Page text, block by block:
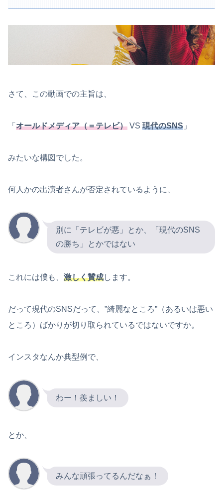
さて、この動画での主旨は、
「 オールドメディア（＝テレビ） VS 現代のSNS 」
みたいな構図でした。
何人かの出演者さんが否定されているように、
別に「テレビが悪」とか、「現代のSNS
の勝ち」とかではない
これには僕も、 激しく賛成します。
だって現代のSNSだって、”綺麗なところ”（あるいは悪い
ところ）ばかりが切り取られているではないですか。
インスタなんか典型例で、
わー！羨ましい！
とか、
みんな頑張ってるんだなぁ！